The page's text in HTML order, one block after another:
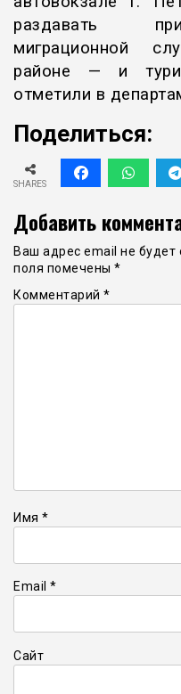
раздавать
миграционной
районе — и
отметили в
Поделиться:
SHARES
Добавить
Ваш адрес email не будет
поля помечены *
Комментарий *
Имя *
Email *
Сайт